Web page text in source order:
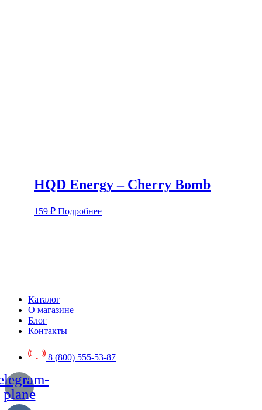
HQD Energy – Сherry Bomb
159 ₽ Подробнее
Каталог
О магазине
Блог
Контакты
8 (800) 555-53-87
plane